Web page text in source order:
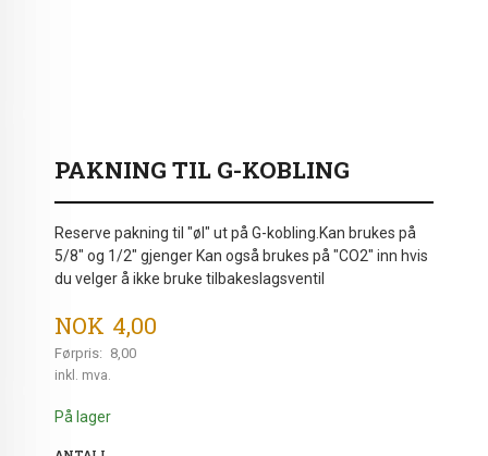
PAKNING TIL G-KOBLING
Reserve pakning til "øl" ut på G-kobling.Kan brukes på
5/8" og 1/2" gjenger Kan også brukes på "CO2" inn hvis
du velger å ikke bruke tilbakeslagsventil
Tilbud
NOK 4,00
Førpris: 8,00
Rabatt
inkl. mva.
På lager